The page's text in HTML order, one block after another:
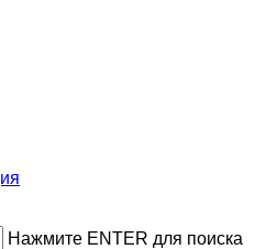
Нажмите ENTER для поиска